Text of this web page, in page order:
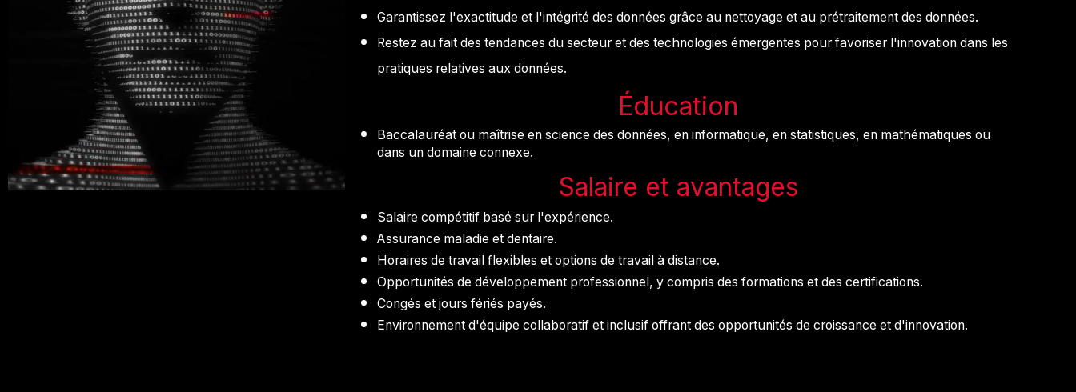
Garantissez l'exactitude et l'intégrité des données grâce au nettoyage et au prétraitement des données.
Restez au fait des tendances du secteur et des technologies émergentes pour favoriser l'innovation dans les
pratiques relatives aux données.
Éducation
Baccalauréat ou maîtrise en science des données, en informatique, en statistiques, en mathématiques ou
dans un domaine connexe.
Salaire et avantages
Salaire compétitif basé sur l'expérience.
Assurance maladie et dentaire.
Horaires de travail flexibles et options de travail à distance.
Opportunités de développement professionnel, y compris des formations et des certifications.
Congés et jours fériés payés.
Environnement d'équipe collaboratif et inclusif offrant des opportunités de croissance et d'innovation.